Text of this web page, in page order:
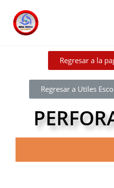
Regresar a la
Regresar a Utiles